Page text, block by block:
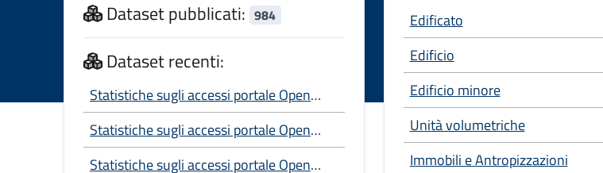
Dataset pubblicati: 984
Dataset recenti:
Statistiche sugli accessi portale Open
Data - Anno 2026
Statistiche sugli accessi portale Open
Data
Statistiche sugli accessi portale Open
Edificato
Edificio
Edificio minore
Unità volumetriche
Immobili e Antropizzazioni